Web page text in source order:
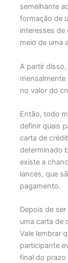
semelhante
formação de
interesses de
meio de uma
A partir
no valor do
Então, todo
definir quais
carta de
determinado
existe a
lances, que
pagamento.
Depois de
uma carta de
Vale lembrar
participante
final do prazo